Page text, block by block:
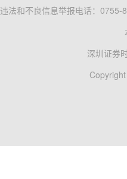
违法和不良信息举报电话：0755-
深圳证券